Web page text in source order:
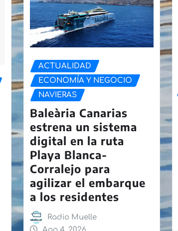
ACTUALIDAD
ECONOMÍA Y NEGOCIO
NAVIERAS
Baleària Canarias
estrena un sistema
digital en la ruta
Playa Blanca-
Corralejo para
agilizar el embarque
a los residentes
Radio Muelle